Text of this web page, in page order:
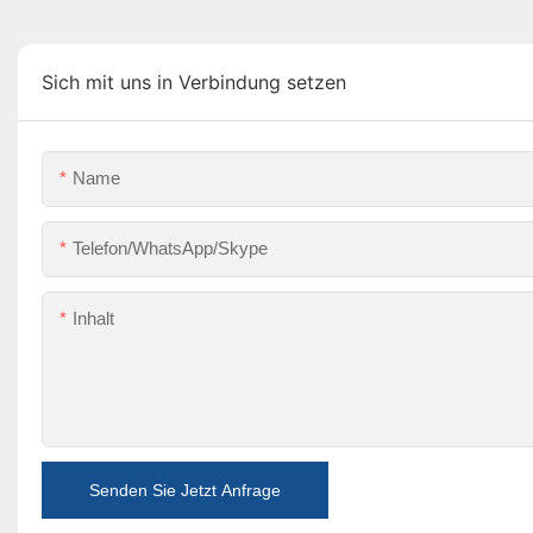
Sich mit uns in Verbindung setzen
Name
Telefon/WhatsApp/Skype
Inhalt
Senden Sie Jetzt Anfrage